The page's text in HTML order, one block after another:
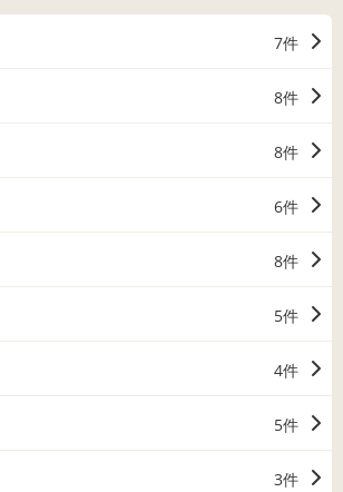
7件
8件
8件
6件
8件
5件
4件
5件
3件